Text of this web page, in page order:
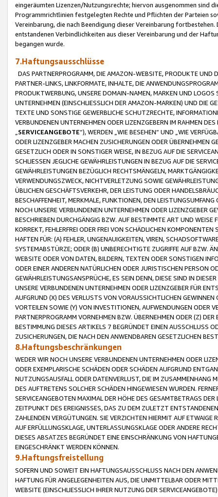
eingeräumten Lizenzen/Nutzungsrechte; hiervon ausgenommen sind
Programmrichtlinien festgelegten Rechte und Pflichten der Parteien
Vereinbarung, die nach Beendigung dieser Vereinbarung
entstandenen Verbindlichkeiten aus dieser Vereinbarung und der
begangen wurde.
7.Haftungsausschlüsse
DAS PARTNERPROGRAMM, DIE AMAZON-WEBSITE, PRODUKTE UND
PARTNER-LINKS, LINKFORMATE, INHALTE, DIE
PRODUKTWERBUNG, UNSERE DOMAIN-NAMEN, MARKEN UND
UNTERNEHMEN (EINSCHLIESSLICH DER AMAZON-MARKEN) UND DIE
TEXTE UND SONSTIGE GEWERBLICHE SCHUTZRECHTE,
VERBUNDENEN UNTERNEHMEN ODER LIZENZGEBERN IM RAHMEN
SERVICEANGEBOTE“), WERDEN „WIE BESEHEN“ UND „WIE
ODER LIZENZGEBER MACHEN ZUSICHERUNGEN ODER ÜBERNEHMEN
GESETZLICH ODER IN SONSTIGER WEISE, IN BEZUG AUF DIE
SCHLIESSEN JEGLICHE GEWÄHRLEISTUNGEN IN BEZUG AUF DIE
GEWÄHRLEISTUNGEN BEZÜGLICH RECHTSMÄNGELN,
VERWENDUNGSZWECK, NICHTVERLETZUNG SOWIE
ÜBLICHEN GESCHÄFTSVERKEHR, DER LEISTUNG ODER
BESCHAFFENHEIT, MERKMALE, FUNKTIONEN, DEN
NOCH UNSERE VERBUNDENEN UNTERNEHMEN ODER LIZENZGEBER
BESCHRIEBEN DURCHGÄNGIG BZW. AUF BESTIMMTE ART UND
KORREKT, FEHLERFREI ODER FREI VON SCHÄDLICHEN
HAFTEN FÜR: (A) FEHLER, UNGENAUIGKEITEN, VIREN,
SYSTEMABSTÜRZE; ODER (B) UNBERECHTIGTE ZUGRIFFE AUF BZW.
WEBSITE ODER VON DATEN, BILDERN, TEXTEN ODER SONSTIGEN
ODER EINER ANDEREN NATÜRLICHEN ODER JURISTISCHEN PERSON
GEWÄHRLEISTUNGSANSPRÜCHE, ES SEIN DENN, DIESE SIND IN
UNSERE VERBUNDENEN UNTERNEHMEN ODER LIZENZGEBER FÜR
AUFGRUND (X) DES VERLUSTS VON VORAUSSICHTLICHEN
VORTEILEN SOWIE (Y) VON INVESTITIONEN, AUFWENDUNGEN ODER
PARTNERPROGRAMM VORNEHMEN BZW. ÜBERNEHMEN ODER (Z)
BESTIMMUNG DIESES ARTIKELS 7 BEGRÜNDET EINEN AUSSCHLUSS
ZUSICHERUNGEN, DIE NACH DEN ANWENDBAREN GESETZLICHEN
8.Haftungsbeschränkungen
WEDER WIR NOCH UNSERE VERBUNDENEN UNTERNEHMEN ODER
ODER EXEMPLARISCHE SCHÄDEN ODER SCHÄDEN AUFGRUND
NUTZUNGSAUSFALL ODER DATENVERLUST, DIE IM ZUSAMMENHANG
DES AUFTRETENS SOLCHER SCHÄDEN HINGEWIESEN WURDEN.
SERVICEANGEBOTEN MAXIMAL DER HÖHE DES GESAMTBETRAGS
ZEITPUNKT DES EREIGNISSES, DAS ZU DEM ZULETZT
ZAHLENDEN VERGÜTUNGEN. SIE VERZICHTEN HIERMIT AUF
AUF ERFÜLLUNGSKLAGE, UNTERLASSUNGSKLAGE ODER ANDERE
DIESES ABSATZES BEGRÜNDET EINE EINSCHRÄNKUNG VON
EINGESCHRÄNKT WERDEN KÖNNEN.
9.Haftungsfreistellung
SOFERN UND SOWEIT EIN HAFTUNGSAUSSCHLUSS NACH DEN
HAFTUNG FÜR ANGELEGENHEITEN AUS, DIE UNMITTELBAR ODER
WEBSITE (EINSCHLIESSLICH IHRER NUTZUNG DER